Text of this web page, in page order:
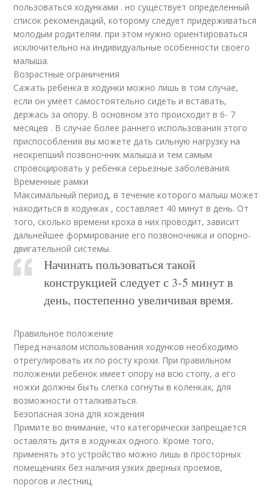
пользоваться ходунками . но существует определенный
список рекомендаций, которому следует придерживаться
молодым родителям. при этом нужно ориентироваться
исключительно на индивидуальные особенности своего
малыша.
Возрастные ограничения
Сажать ребенка в ходунки можно лишь в том случае,
если он умеет самостоятельно сидеть и вставать,
держась за опору. В основном это происходит в 6- 7
месяцев . В случае более раннего использования этого
приспособления вы можете дать сильную нагрузку на
неокрепший позвоночник малыша и тем самым
спровоцировать у ребенка серьезные заболевания.
Временные рамки
Максимальный период, в течение которого малыш может
находиться в ходунках , составляет 40 минут в день. От
того, сколько времени кроха в них проводит, зависит
дальнейшее формирование его позвоночника и опорно-
двигательной системы.
Начинать пользоваться такой
конструкцией следует с 3-5 минут в
день, постепенно увеличивая время.
Правильное положение
Перед началом использования ходунков необходимо
отрегулировать их по росту крохи. При правильном
положении ребенок имеет опору на всю стопу, а его
ножки должны быть слегка согнуты в коленках, для
возможности отталкиваться.
Безопасная зона для хождения
Примите во внимание, что категорически запрещается
оставлять дитя в ходунках одного. Кроме того,
применять это устройство можно лишь в просторных
помещениях без наличия узких дверных проемов,
порогов и лестниц.